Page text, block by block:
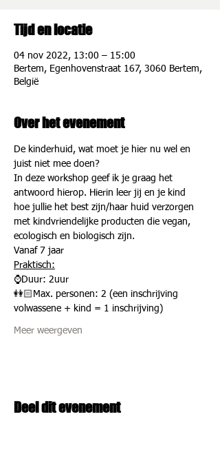
Tijd en locatie
04 nov 2022, 13:00 – 15:00
Bertem, Egenhovenstraat 167, 3060 Bertem,
België
Over het evenement
De kinderhuid, wat moet je hier nu wel en
juist niet mee doen?
In deze workshop geef ik je graag het
antwoord hierop. Hierin leer jij en je kind
hoe jullie het best zijn/haar huid verzorgen
met kindvriendelijke producten die vegan,
ecologisch en biologisch zijn.
Vanaf 7 jaar
Praktisch:
⌚️Duur: 2uur
👭🏻Max. personen: 2 (een inschrijving
volwassene + kind = 1 inschrijving)
Meer weergeven
Deel dit evenement